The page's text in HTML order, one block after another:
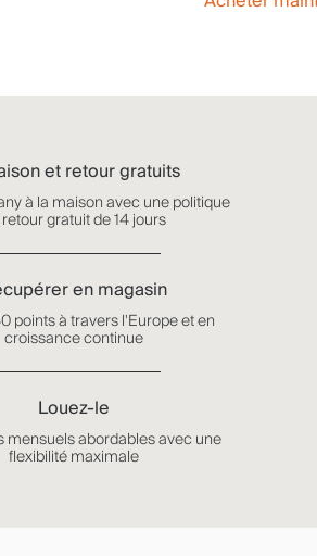
et retour gratuits
à la maison avec une politique
gratuit de 14 jours
en magasin
points à travers l'Europe et en
croissance continue
Louez-le
mensuels abordables avec une
flexibilité maximale